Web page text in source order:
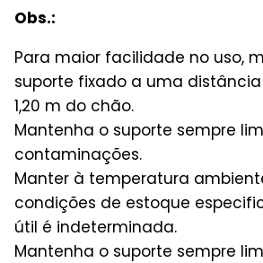
Obs.:
Para maior facilidade no uso,
suporte fixado a uma
1,20 m do chão.
Mantenha o suporte sempre
contaminações.
Manter à temperatura
condições de estoque
útil é indeterminada.
Mantenha o suporte sempre